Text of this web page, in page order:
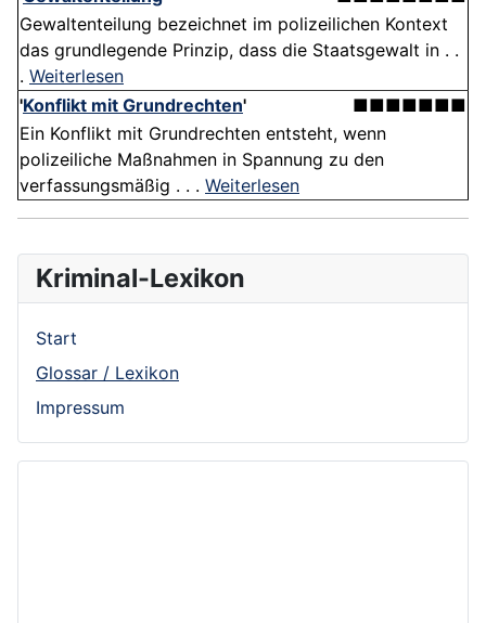
Gewaltenteilung bezeichnet im polizeilichen Kontext
das grundlegende Prinzip, dass die Staatsgewalt in . .
. Weiterlesen
'Konflikt mit Grundrechten'
■■■■■■■
Ein Konflikt mit Grundrechten entsteht, wenn
polizeiliche Maßnahmen in Spannung zu den
verfassungsmäßig . . . Weiterlesen
Kriminal-Lexikon
Start
Glossar / Lexikon
Impressum